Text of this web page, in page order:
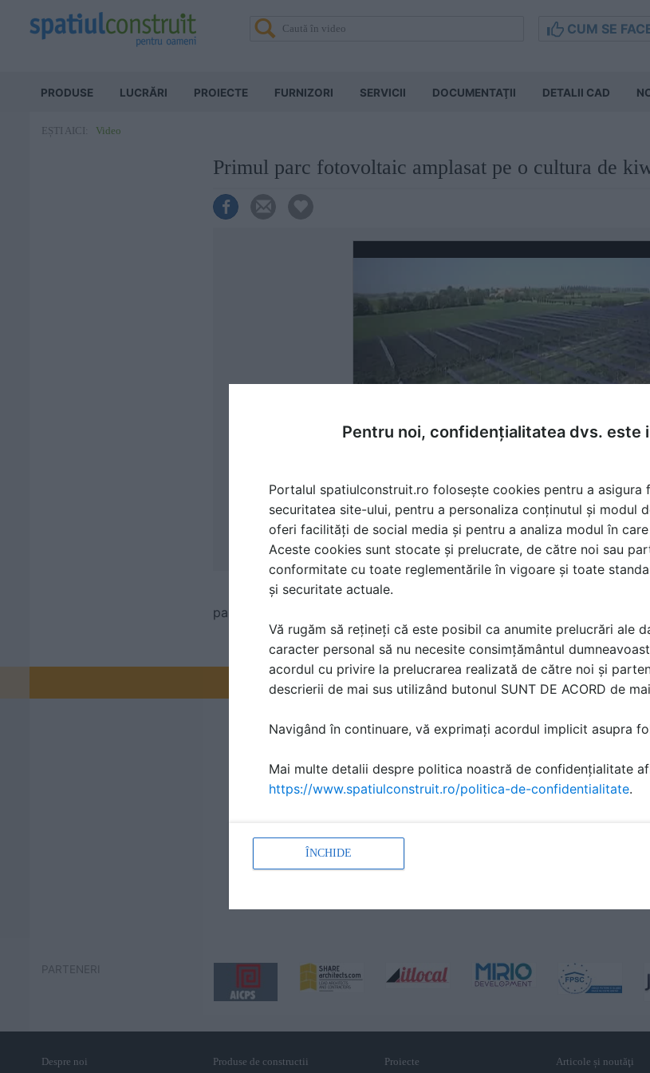
CUM SE
PRODUSE LUCRĂRI PROIECTE FURNIZORI SERVICII DOCUMENTAŢII DETALII CAD
EȘTI AICI: Video
Primul parc fotovoltaic amplasat pe o cultura de
panouri solare, parc solar, energie solara,acoperisuri
Promovați-vă produsele și serviciile pe SpatiulConstruit.ro!
PARTENERI
Despre noi Produse de constructii Proiecte Articole și noutăţi
Pentru noi, confidențialitatea dvs. este
Portalul spatiulconstruit.ro folosește cookies pentru a asigura
securitatea site-ului, pentru a personaliza conținutul și modul
oferi facilități de social media și pentru a analiza modul în
Aceste cookies sunt stocate și prelucrate, de către noi sau
conformitate cu toate reglementările în vigoare și toate
și securitate actuale.
Vă rugăm să rețineți că este posibil ca anumite prelucrări ale
caracter personal să nu necesite consimțământul
acordul cu privire la prelucrarea realizată de către noi și
descrierii de mai sus utilizând butonul SUNT DE ACORD de
Navigând în continuare, vă exprimați acordul implicit asupra
Mai multe detalii despre politica noastră de confidențialitate
https://www.spatiulconstruit.ro/politica-de-confidentialitate.
ÎNCHIDE